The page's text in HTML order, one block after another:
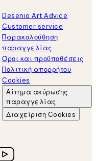
Desenio Art Advice
Customer service
Παρακολούθηση
παραγγελίας
Όροι και προϋποθέσεις
Πολιτική απορρήτου
Cookies
Αίτημα ακύρωσης
παραγγελίας
Διαχείριση Cookies